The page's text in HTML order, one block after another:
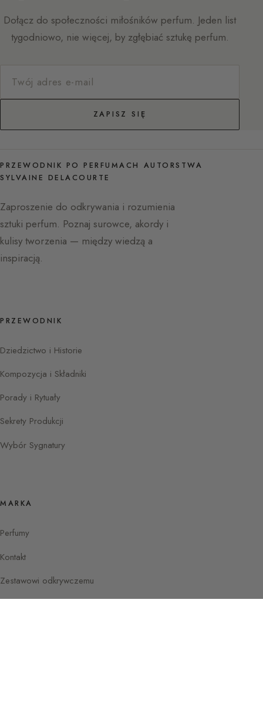
Dołącz do społeczności miłośników perfum. Jeden list
tygodniowo, nie więcej, by zgłębiać sztukę perfum.
ZAPISZ SIĘ
PRZEWODNIK PO PERFUMACH AUTORSTWA
SYLVAINE DELACOURTE
Zaproszenie do odkrywania i rozumienia
sztuki perfum. Poznaj surowce, akordy i
kulisy tworzenia — między wiedzą a
inspiracją.
PRZEWODNIK
Dziedzictwo i Historie
Kompozycja i Składniki
Porady i Rytuały
Sekrety Produkcji
Wybór Sygnatury
MARKA
Perfumy
Kontakt
Zestawowi odkrywczemu